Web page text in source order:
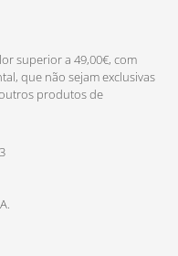
superior a 49,00€, com
que não sejam exclusivas
produtos de